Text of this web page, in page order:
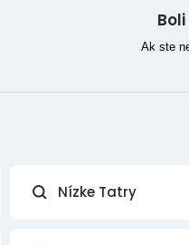
Ak ste
Nízke Tatry